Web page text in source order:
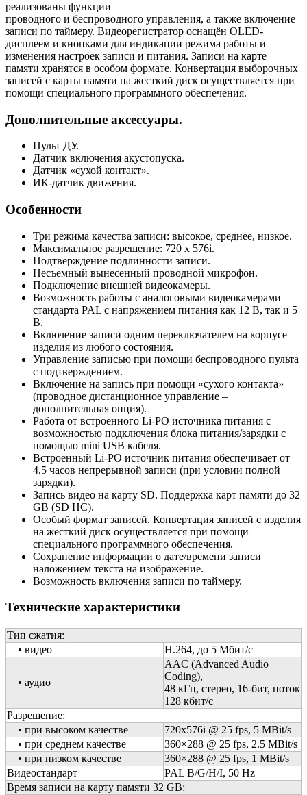
реализованы функции
проводного и беспроводного управления, а также включение
записи по таймеру. Видеорегистратор оснащён OLED-
дисплеем и кнопками для индикации режима работы и
изменения настроек записи и питания. Записи на карте
памяти хранятся в особом формате. Конвертация выборочных
записей с карты памяти на жесткий диск осуществляется при
помощи специального программного обеспечения.
Дополнительные аксессуары.
Пульт ДУ.
Датчик включения акустопуска.
Датчик «сухой контакт».
ИК-датчик движения.
Особенности
Три режима качества записи: высокое, среднее, низкое.
Максимальное разрешение: 720 x 576i.
Подтверждение подлинности записи.
Несъемный вынесенный проводной микрофон.
Подключение внешней видеокамеры.
Возможность работы с аналоговыми видеокамерами
стандарта PAL с напряжением питания как 12 В, так и 5
В.
Включение записи одним переключателем на корпусе
изделия из любого состояния.
Управление записью при помощи беспроводного пульта
с подтверждением.
Включение на запись при помощи «сухого контакта»
(проводное дистанционное управление –
дополнительная опция).
Работа от встроенного Li-РO источника питания с
возможностью подключения блока питания/зарядки с
помощью mini USB кабеля.
Встроенный Li-PO источник питания обеспечивает от
4,5 часов непрерывной записи (при условии полной
зарядки).
Запись видео на карту SD. Поддержка карт памяти до 32
GB (SD HC).
Особый формат записей. Конвертация записей с изделия
на жесткий диск осуществляется при помощи
специального программного обеспечения.
Сохранение информации о дате/времени записи
наложением текста на изображение.
Возможность включения записи по таймеру.
Технические характеристики
Тип сжатия:
• видео
H.264, до 5 Mбит/с
• аудио
AAC (Advanced Audio
Coding),
48 кГц, стерео, 16-бит, поток
128 кбит/с
Разрешение:
• при высоком качестве
720x576i @ 25 fps, 5 MBit/s
• при среднем качестве
360×288 @ 25 fps, 2.5 MBit/s
• при низком качестве
360×288 @ 25 fps, 1 MBit/s
Видеостандарт
PAL B/G/H/I, 50 Hz
Время записи на карту памяти 32 GB: